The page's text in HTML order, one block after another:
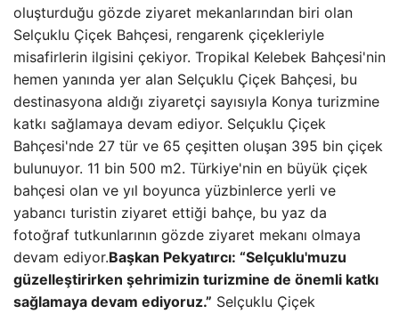
oluşturduğu gözde ziyaret mekanlarından biri olan
Selçuklu Çiçek Bahçesi, rengarenk çiçekleriyle
misafirlerin ilgisini çekiyor. Tropikal Kelebek Bahçesi'nin
hemen yanında yer alan Selçuklu Çiçek Bahçesi, bu
destinasyona aldığı ziyaretçi sayısıyla Konya turizmine
katkı sağlamaya devam ediyor. Selçuklu Çiçek
Bahçesi'nde 27 tür ve 65 çeşitten oluşan 395 bin çiçek
bulunuyor. ​11 bin 500 m2. Türkiye'nin en büyük çiçek
bahçesi olan ve yıl boyunca yüzbinlerce yerli ve
yabancı turistin ziyaret ettiği bahçe, bu yaz da
fotoğraf tutkunlarının gözde ziyaret mekanı olmaya
devam ediyor.Başkan Pekyatırcı: “Selçuklu'muzu
güzelleştirirken şehrimizin turizmine de önemli katkı
sağlamaya devam ediyoruz.” Selçuklu Çiçek